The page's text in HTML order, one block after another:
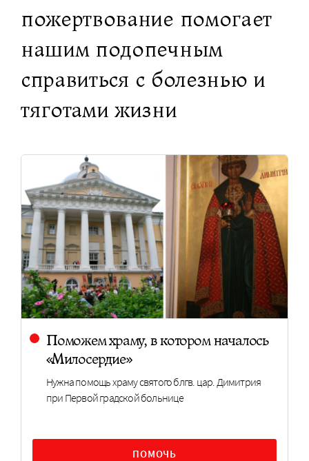
пожертвование помогает
нашим подопечным
справиться с болезнью и
тяготами жизни
Поможем храму, в котором началось
«Милосердие»
Нужна помощь храму святого блгв. цар. Димитрия
при Первой градской больнице
ПОМОЧЬ